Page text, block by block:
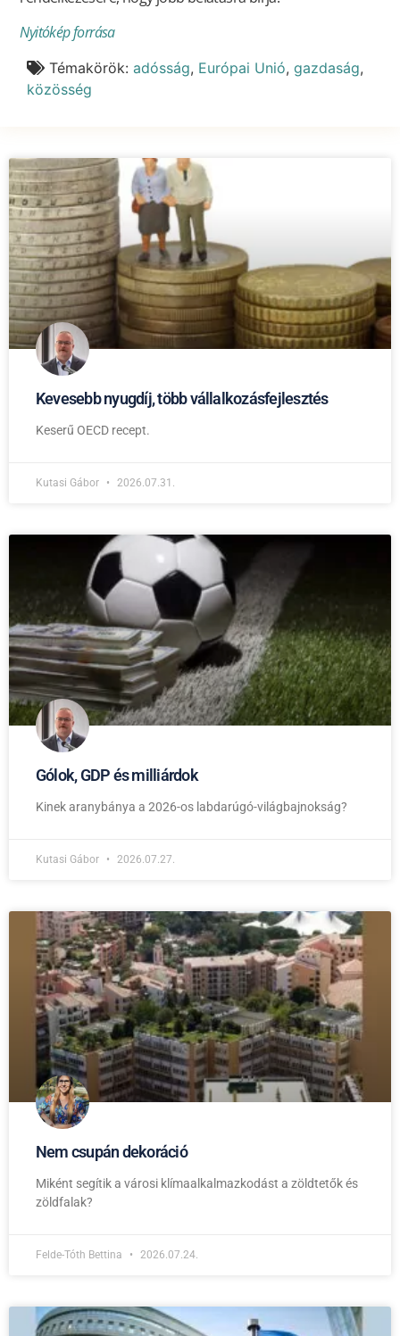
Kevesebb nyugdíj, több vállalkozásfejlesztés
Keserű OECD recept.
Kutasi Gábor 2026.07.31.
Gólok, GDP és milliárdok
Kinek aranybánya a 2026-os labdarúgó-világbajnokság?
Kutasi Gábor 2026.07.27.
Nem csupán dekoráció
Miként segítik a városi klímaalkalmazkodást a zöldtetők és
zöldfalak?
Felde-Tóth Bettina 2026.07.24.
Nyitókép forrása
Témakörök: adósság, Európai Unió, gazdaság,
közösség